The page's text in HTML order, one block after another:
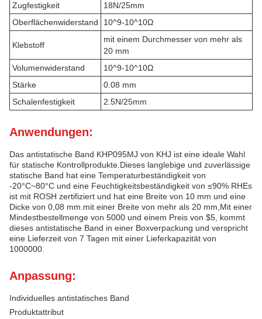
Zugfestigkeit
18N/25mm
Oberflächenwiderstand
10^9-10^10Ω
Klebstoff
mit einem Durchmesser von mehr als
20 mm
Volumenwiderstand
10^9-10^10Ω
Stärke
0.08 mm
Schalenfestigkeit
2.5N/25mm
Anwendungen:
Das antistatische Band KHP095MJ von KHJ ist eine ideale Wahl
für statische Kontrollprodukte.Dieses langlebige und zuverlässige
statische Band hat eine Temperaturbeständigkeit von
-20°C~80°C und eine Feuchtigkeitsbeständigkeit von ≤90% RHEs
ist mit ROSH zertifiziert und hat eine Breite von 10 mm und eine
Dicke von 0,08 mm.mit einer Breite von mehr als 20 mm,Mit einer
Mindestbestellmenge von 5000 und einem Preis von $5, kommt
dieses antistatische Band in einer Boxverpackung und verspricht
eine Lieferzeit von 7 Tagen mit einer Lieferkapazität von
1000000.
Anpassung:
Individuelles antistatisches Band
Produktattribut